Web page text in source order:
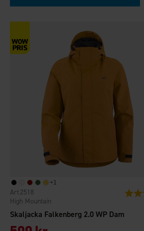
+1
Skaljacka Falkenberg 2.0 WP Dam
High Mountain
2518 Betyg: